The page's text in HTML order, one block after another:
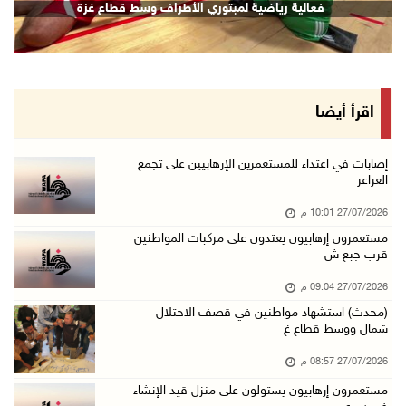
فعالية رياضية لمبتوري الأطراف وسط قطاع غزة
اقرأ أيضا
إصابات في اعتداء للمستعمرين الإرهابيين على تجمع
العراعر
27/07/2026 10:01 م
مستعمرون إرهابيون يعتدون على مركبات المواطنين
قرب جبع ش
27/07/2026 09:04 م
(محدث) استشهاد مواطنين في قصف الاحتلال
شمال ووسط قطاع غ
27/07/2026 08:57 م
مستعمرون إرهابيون يستولون على منزل قيد الإنشاء